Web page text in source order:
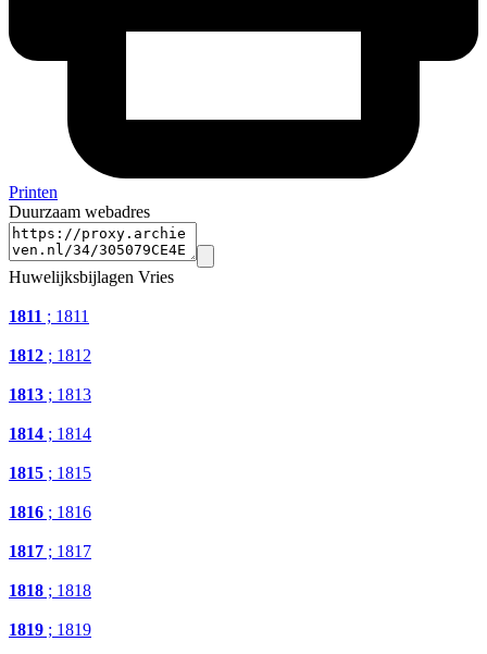
Printen
Duurzaam webadres
Huwelijksbijlagen Vries
1811 ; 1811
1812 ; 1812
1813 ; 1813
1814 ; 1814
1815 ; 1815
1816 ; 1816
1817 ; 1817
1818 ; 1818
1819 ; 1819